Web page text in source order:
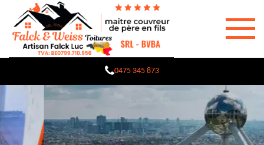
0475 345 873